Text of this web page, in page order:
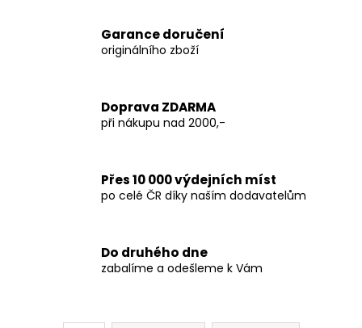
Garance doručení
originálního zboží
Doprava ZDARMA
při nákupu nad 2000,-
Přes 10 000 výdejních míst
po celé ČR díky naším dodavatelům
Do druhého dne
zabalíme a odešleme k Vám